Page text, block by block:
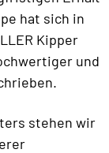
hat sich in
Kipper
und
stehen wir